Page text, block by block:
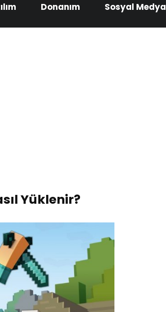
Donanım
Sosyal Medya
Yüklenir?